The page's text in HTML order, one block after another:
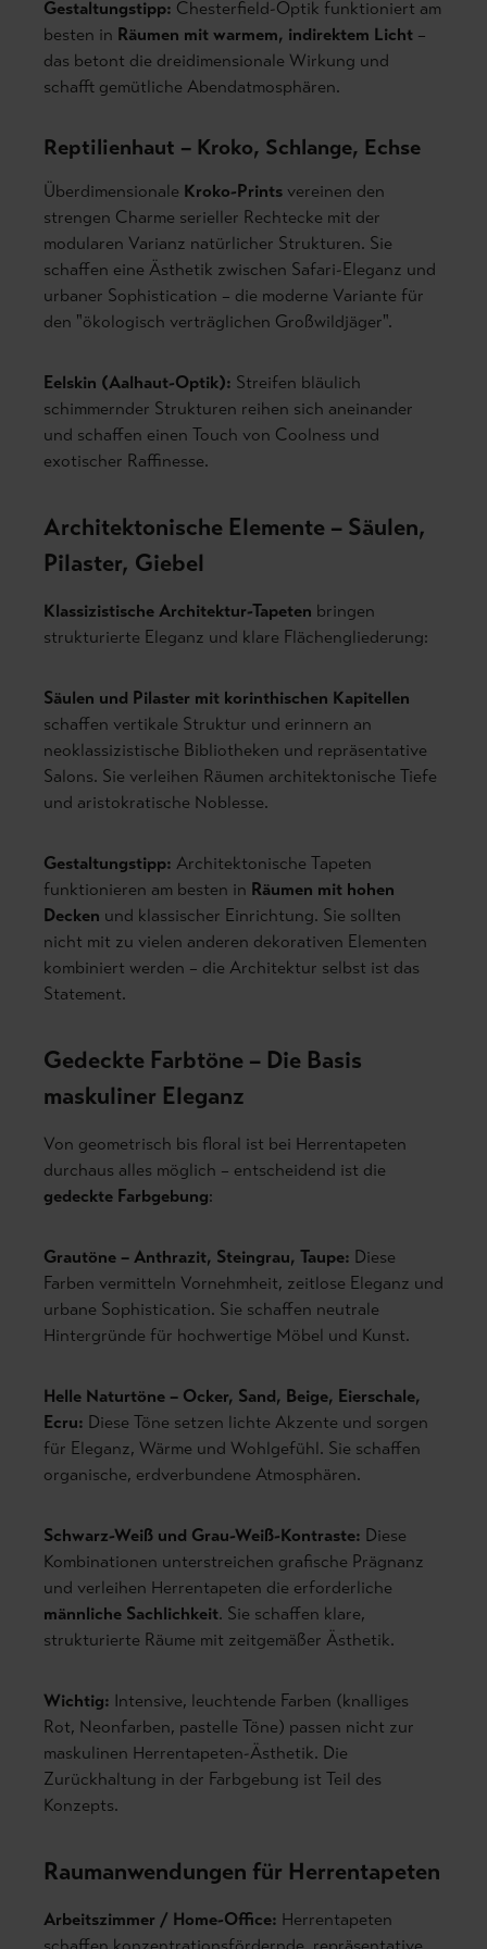
Gestaltungstipp: Chesterfield-Optik funktioniert am
besten in Räumen mit warmem, indirektem Licht –
das betont die dreidimensionale Wirkung und
schafft gemütliche Abendatmosphären.
Reptilienhaut – Kroko, Schlange, Echse
Überdimensionale Kroko-Prints vereinen den
strengen Charme serieller Rechtecke mit der
modularen Varianz natürlicher Strukturen. Sie
schaffen eine Ästhetik zwischen Safari-Eleganz und
urbaner Sophistication – die moderne Variante für
den "ökologisch verträglichen Großwildjäger".
Eelskin (Aalhaut-Optik): Streifen bläulich
schimmernder Strukturen reihen sich aneinander
und schaffen einen Touch von Coolness und
exotischer Raffinesse.
Architektonische Elemente – Säulen,
Pilaster, Giebel
Klassizistische Architektur-Tapeten bringen
strukturierte Eleganz und klare Flächengliederung:
Säulen und Pilaster mit korinthischen Kapitellen
schaffen vertikale Struktur und erinnern an
neoklassizistische Bibliotheken und repräsentative
Salons. Sie verleihen Räumen architektonische Tiefe
und aristokratische Noblesse.
Gestaltungstipp: Architektonische Tapeten
funktionieren am besten in Räumen mit hohen
Decken und klassischer Einrichtung. Sie sollten
nicht mit zu vielen anderen dekorativen Elementen
kombiniert werden – die Architektur selbst ist das
Statement.
Gedeckte Farbtöne – Die Basis
maskuliner Eleganz
Von geometrisch bis floral ist bei Herrentapeten
durchaus alles möglich – entscheidend ist die
gedeckte Farbgebung:
Grautöne – Anthrazit, Steingrau, Taupe: Diese
Farben vermitteln Vornehmheit, zeitlose Eleganz und
urbane Sophistication. Sie schaffen neutrale
Hintergründe für hochwertige Möbel und Kunst.
Helle Naturtöne – Ocker, Sand, Beige, Eierschale,
Ecru: Diese Töne setzen lichte Akzente und sorgen
für Eleganz, Wärme und Wohlgefühl. Sie schaffen
organische, erdverbundene Atmosphären.
Schwarz-Weiß und Grau-Weiß-Kontraste: Diese
Kombinationen unterstreichen grafische Prägnanz
und verleihen Herrentapeten die erforderliche
männliche Sachlichkeit. Sie schaffen klare,
strukturierte Räume mit zeitgemäßer Ästhetik.
Wichtig: Intensive, leuchtende Farben (knalliges
Rot, Neonfarben, pastelle Töne) passen nicht zur
maskulinen Herrentapeten-Ästhetik. Die
Zurückhaltung in der Farbgebung ist Teil des
Konzepts.
Raumanwendungen für Herrentapeten
Arbeitszimmer / Home-Office: Herrentapeten